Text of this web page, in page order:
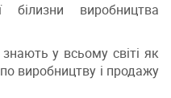
білизни виробництва
у всьому світі як
виробництву і продажу